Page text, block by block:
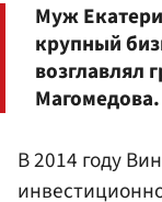
Муж
крупный
возглавлял
Магомедова.
В 2014 году